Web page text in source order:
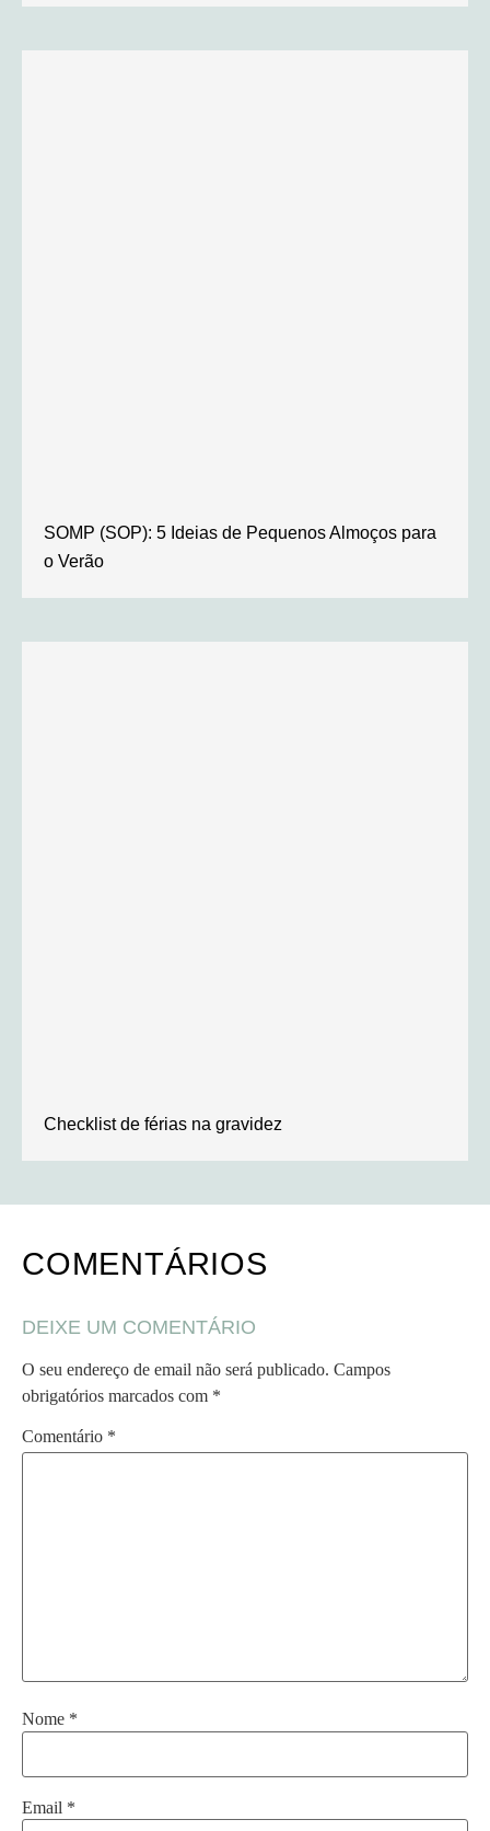
SOMP (SOP): 5 Ideias de Pequenos Almoços para
o Verão
Checklist de férias na gravidez
COMENTÁRIOS
DEIXE UM COMENTÁRIO
O seu endereço de email não será publicado. Campos
obrigatórios marcados com *
Comentário *
Nome *
Email *